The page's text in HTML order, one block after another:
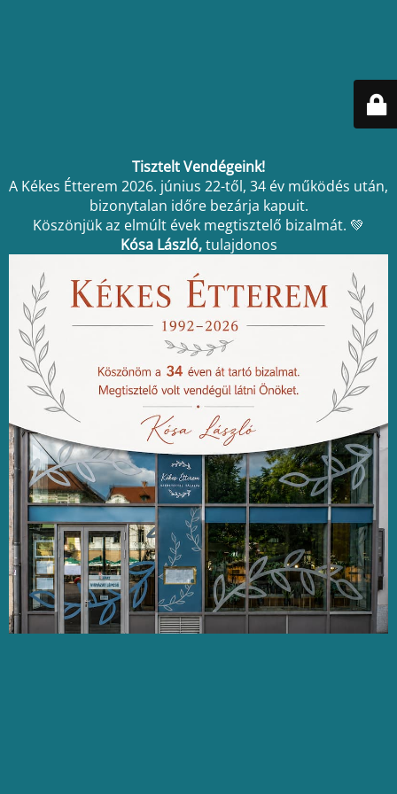
Tisztelt Vendégeink!
A Kékes Étterem 2026. június 22-től, 34 év működés után,
bizonytalan időre bezárja kapuit.
Köszönjük az elmúlt évek megtisztelő bizalmát. 💚
Kósa László,tulajdonos